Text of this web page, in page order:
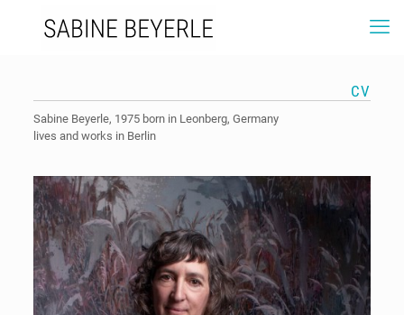
CV
Sabine Beyerle, 1975 born in Leonberg, Germany
lives and works in Berlin